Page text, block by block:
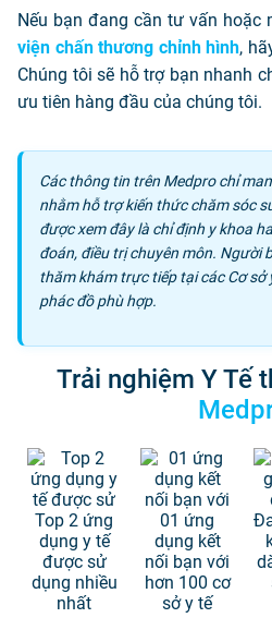
Nếu bạn đang cần tư vấn hoặc
viện chấn thương chỉnh hình,
Chúng tôi sẽ hỗ trợ bạn nhanh
ưu tiên hàng đầu của chúng tôi.
Các thông tin trên Medpro chỉ
nhằm hỗ trợ kiến thức chăm sóc
được xem đây là chỉ định y khoa
đoán, điều trị chuyên môn. Người
thăm khám trực tiếp tại các Cơ sở
phác đồ phù hợp.
Trải nghiệm Y Tế
Top 2 ứng
dụng y tế
được sử
dụng nhiều
nhất
01 ứng
dụng kết
nối bạn với
hơn 100 cơ
sở y tế